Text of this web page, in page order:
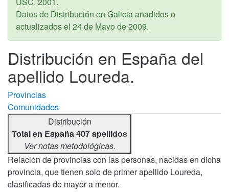
Datos de Distribución en Galicia añadidos o
actualizados el 24 de Mayo de 2009.
Distribución en España del
apellido Loureda.
Provincias
Comunidades
Distribución
Total en España 407 apellidos
Ver notas metodológicas.
Relación de provincias con las personas, nacidas en dicha
provincia, que tienen solo de primer apellido Loureda,
clasificadas de mayor a menor.